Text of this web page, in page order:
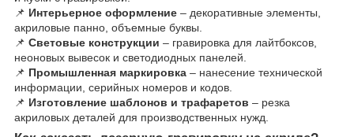
📌 Интерьерное оформление – декоративные элементы,
акриловые панно, объемные буквы.
📌 Световые конструкции – гравировка для лайтбоксов,
неоновых вывесок и светодиодных панелей.
📌 Промышленная маркировка – нанесение технической
информации, серийных номеров и кодов.
📌 Изготовление шаблонов и трафаретов – резка
акриловых деталей для производственных нужд.